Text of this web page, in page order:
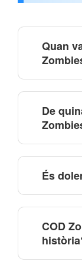
Quan
De
És
COD